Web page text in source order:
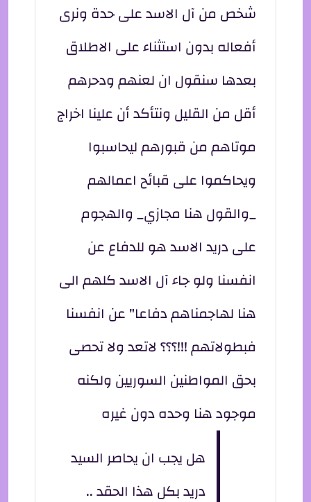
شخص من آل الاسد على حدة ونرى
أفعاله بدون استثناء على الاطلاق
بعدها سنقول ان لعنهم ودحرهم
أقل من القليل ونتأكد أن علينا اخراج
موتاهم من قبورهم ليحاسبوا
ويحاكموا على قبائح اعمالهم
_والقول هنا مجازي_ والهجوم
على دريد الاسد هو للدفاع عن
انفسنا ولو جاء آل الاسد كلهم الى
هنا لهاجمناهم دفاعا" عن انفسنا
فبطولاتهم !!!؟؟؟ لاتعد ولا تحصى
بحق المواطنين السوريين ولكنه
موجود هنا وحده دون غيره
هل يجب ان يحاصر السيد
دريد بكل هذا الحقد ..